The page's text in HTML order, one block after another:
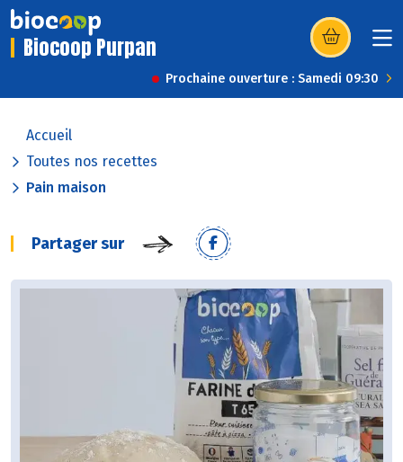
Biocoop Purpan (s’ouvre dans
Prochaine ouverture : Samedi 09:30
Accueil
Toutes nos recettes
Pain maison
Partager sur